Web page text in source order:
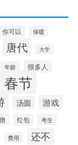
你可以 保暖
唐代 大学
年龄 很多人
春节
汤圆 游戏
红包 考生
费用 还不